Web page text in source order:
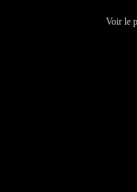
Voir le